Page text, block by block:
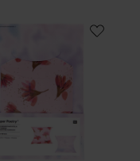
26x32x12cm
Poetry